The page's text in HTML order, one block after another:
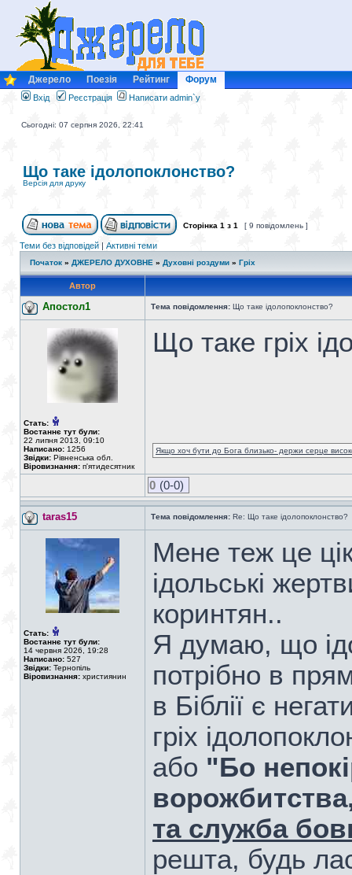
Джерело Поезія Рейтинг Форум
Вхід Реєстрація Написати admin`у
Сьогодні: 07 серпня 2026, 22:41
Що таке ідолопоклонство?
Версія для друку
Сторінка 1 з 1 [ 9 повідомлень ]
Теми без відповідей | Активні теми
Початок » ДЖЕРЕЛО ДУХОВНЕ » Духовні роздуми » Гріх
Автор
Апостол1 Тема повідомлення: Що таке ідолопоклонство?
Стать:
Востаннє тут були:
22 липня 2013, 09:10
Написано: 1256
Звідки: Рівненська обл.
Віровизнання: п'ятидесятник
Що таке гріх
Якщо хоч бути до Бога близько- держи серце
0 (0-0)
taras15 Тема повідомлення: Re: Що таке ідолопоклонство?
Стать:
Востаннє тут були:
14 червня 2026, 19:28
Написано: 527
Звідки: Тернопіль
Віровизнання: християнин
Мене теж це
ідольські
коринтян..
Я думаю, що
потрібно в
в Біблії є
гріх
або "Бо
та служба
решта, будь